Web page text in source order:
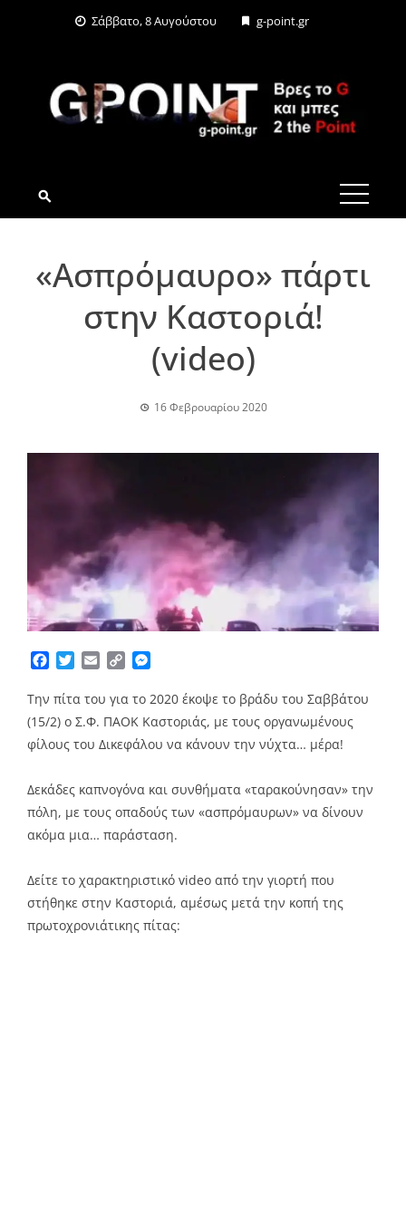
Σάββατο, 8 Αυγούστου g-point.gr
G-POINT.GR
«Ασπρόμαυρο» πάρτι
στην Καστοριά!
(video)
16 Φεβρουαρίου 2020
Facebook
TwitterEmailCopy
Την πίτα του για το 2020 έκοψε το βράδυ του Σαββάτου
(15/2) ο Σ.Φ. ΠΑΟΚ Καστοριάς, με τους οργανωμένους
φίλους του Δικεφάλου να κάνουν την νύχτα… μέρα!
Δεκάδες καπνογόνα και συνθήματα «ταρακούνησαν» την
πόλη, με τους οπαδούς των «ασπρόμαυρων» να δίνουν
ακόμα μια… παράσταση.
Δείτε το χαρακτηριστικό video από την γιορτή που
στήθηκε στην Καστοριά, αμέσως μετά την κοπή της
πρωτοχρονιάτικης πίτας: